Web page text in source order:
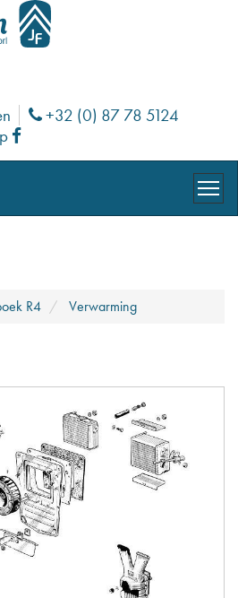
Phone
+32 (0) 87 78 5124
Facebook
R4 Verwarming